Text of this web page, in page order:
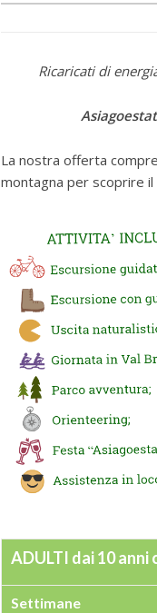
Ricaricati di
La nostra offerta
montagna per scoprire
ADULTI dai 10 anni
Settimane